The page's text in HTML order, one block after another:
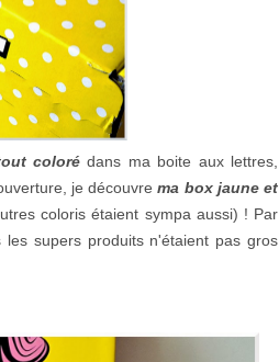
colorédans ma boite aux lettres,
je découvrema box jaune et
coloris étaient sympa aussi) ! Par
supers produits n'étaient pas gros